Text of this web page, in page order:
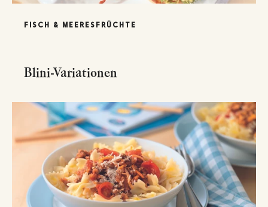
FISCH & MEERESFRÜCHTE
Blini-Variationen